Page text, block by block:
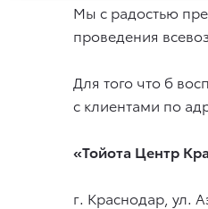
Мы с радостью
проведения
Для того что б
с клиентами по
«Тойота Центр
г. Краснодар, ул.